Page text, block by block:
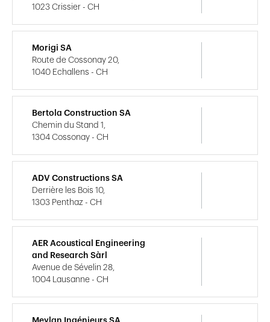
1023 Crissier - CH
Morigi SA
Route de Cossonay 20,
1040 Echallens - CH
Bertola Construction SA
Chemin du Stand 1,
1304 Cossonay - CH
ADV Constructions SA
Derrière les Bois 10,
1303 Penthaz - CH
AER Acoustical Engineering
and Research Sàrl
Avenue de Sévelin 28,
1004 Lausanne - CH